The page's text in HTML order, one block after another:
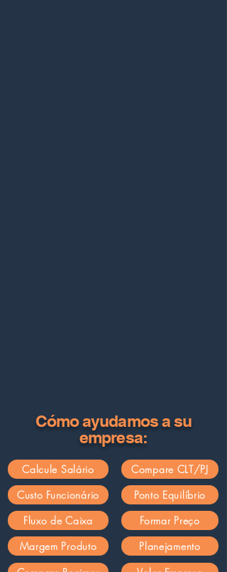
Cómo ayudamos a su
empresa:
Calcule Salário
Custo Funcionário
Fluxo de Caixa
Margem Produto
Compare CLT/PJ
Ponto Equilíbrio
Formar Preço
Planejamento